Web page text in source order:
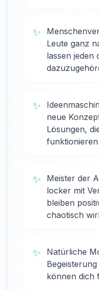
✨
Leute ganz
lassen jeden
✨
neue
Lösungen,
funktionieren
✨
Meister der
locker mit
bleiben
chaotisch
✨
Natürliche
können dich